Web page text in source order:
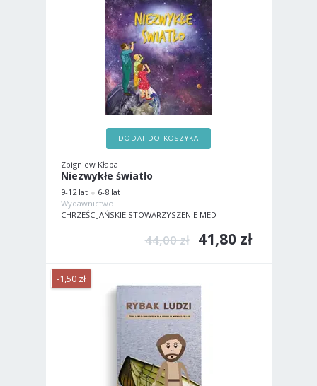
DODAJ DO KOSZYKA
Zbigniew Kłapa
Niezwykłe światło
9-12 lat
6-8 lat
Wydawnictwo:
CHRZEŚCIJAŃSKIE STOWARZYSZENIE MED
44,00 zł 41,80 zł
-1,50 zł